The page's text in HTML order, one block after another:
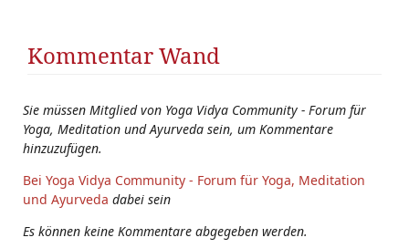
Kommentar Wand
Sie müssen Mitglied von Yoga Vidya Community - Forum für
Yoga, Meditation und Ayurveda sein, um Kommentare
hinzuzufügen.
Bei Yoga Vidya Community - Forum für Yoga, Meditation
und Ayurveda dabei sein
Es können keine Kommentare abgegeben werden.